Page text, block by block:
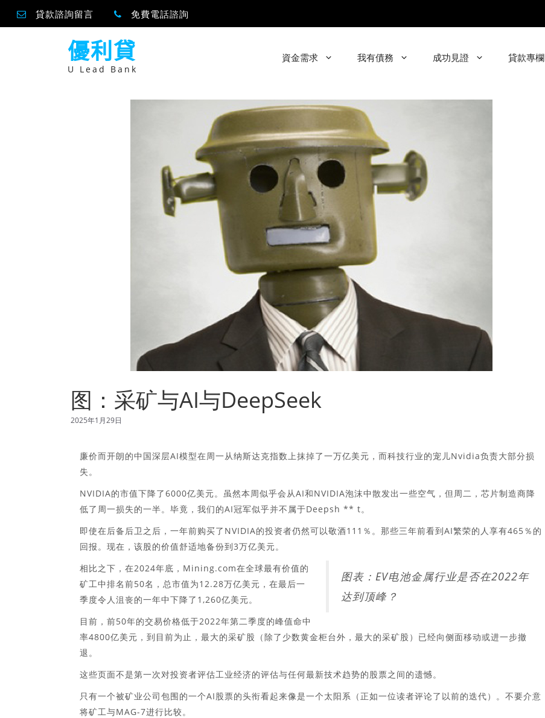
貸款諮詢留言 免費電話諮詢
優利貸
U Lead Bank
資金需求 我有債務 成功見證 貸款專欄
图：采矿与AI与DeepSeek
2025年1月29日
廉价而开朗的中国深层AI模型在周一从纳斯达克指数上抹掉了一万亿美元，而科技行业的宠儿Nvidia负责大部分损
失。
NVIDIA的市值下降了6000亿美元。虽然本周似乎会从AI和NVIDIA泡沫中散发出一些空气，但周二，芯片制造商降
低了周一损失的一半。毕竟，我们的AI冠军似乎并不属于Deepsh ** t。
即使在后备后卫之后，一年前购买了NVIDIA的投资者仍然可以敬酒111％。那些三年前看到AI繁荣的人享有465％的
回报。现在，该股的价值舒适地备份到3万亿美元。
图表：EV电池金属行业是否在2022年
达到顶峰？
相比之下，在2024年底，Mining.com在全球最有价值的
矿工中排名前50名，总市值为12.28万亿美元，在最后一
季度令人沮丧的一年中下降了1,260亿美元。
目前，前50年的交易价格低于2022年第二季度的峰值命中
率4800亿美元，到目前为止，最大的采矿股（除了少数黄金柜台外，最大的采矿股）已经向侧面移动或进一步撤
退。
这些页面不是第一次对投资者评估工业经济的评估与任何最新技术趋势的股票之间的遗憾。
只有一个被矿业公司包围的一个AI股票的头衔看起来像是一个太阳系（正如一位读者评论了以前的迭代）。不要介意
将矿工与MAG-7进行比较。